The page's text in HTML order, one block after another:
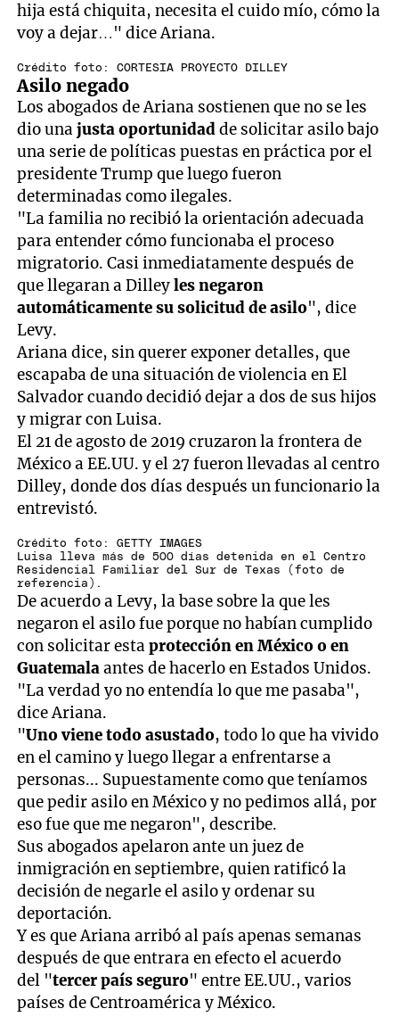
hija está chiquita, necesita el cuido mío, cómo la
voy a dejar…" dice Ariana.
Crédito foto: CORTESIA PROYECTO DILLEY
Asilo negado
Los abogados de Ariana sostienen que no se les
dio unajusta oportunidadde solicitar asilo bajo
una serie de políticas puestas en práctica por el
presidente Trump que luego fueron
determinadas como ilegales.
"La familia no recibió la orientación adecuada
para entender cómo funcionaba el proceso
migratorio. Casi inmediatamente después de
que llegaran a Dilleyles negaron
automáticamente su solicitud de asilo", dice
Levy.
Ariana dice, sin querer exponer detalles, que
escapaba de una situación de violencia en El
Salvador cuando decidió dejar a dos de sus hijos
y migrar con Luisa.
El 21 de agosto de 2019 cruzaron la frontera de
México a EE.UU. y el 27 fueron llevadas al centro
Dilley, donde dos días después un funcionario la
entrevistó.
Crédito foto: GETTY IMAGES
Luisa lleva más de 500 días detenida en el Centro
Residencial Familiar del Sur de Texas (foto de
referencia).
De acuerdo a Levy, la base sobre la que les
negaron el asilo fue porque no habían cumplido
con solicitar estaprotección en México o en
Guatemalaantes de hacerlo en Estados Unidos.
"La verdad yo no entendía lo que me pasaba",
dice Ariana.
"Uno viene todo asustado, todo lo que ha vivido
en el camino y luego llegar a enfrentarse a
personas... Supuestamente como que teníamos
que pedir asilo en México y no pedimos allá, por
eso fue que me negaron", describe.
Sus abogados apelaron ante un juez de
inmigración en septiembre, quien ratificó la
decisión de negarle el asilo y ordenar su
deportación.
Y es que Ariana arribó al país apenas semanas
después de que entrara en efecto el acuerdo
del "tercer país seguro" entre EE.UU., varios
países de Centroamérica y México.